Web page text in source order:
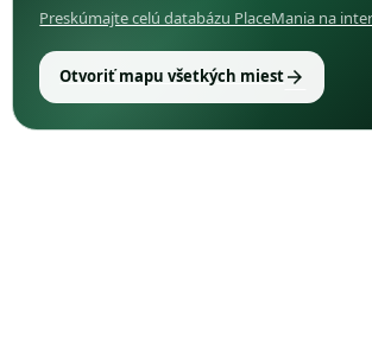
Preskúmajte celú databázu PlaceMania na
Otvoriť mapu všetkých miestarrow_forward